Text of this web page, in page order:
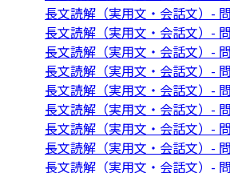
長文読解（実用文・会話文）-
長文読解（実用文・会話文）-
長文読解（実用文・会話文）-
長文読解（実用文・会話文）-
長文読解（実用文・会話文）-
長文読解（実用文・会話文）-
長文読解（実用文・会話文）-
長文読解（実用文・会話文）-
長文読解（実用文・会話文）-